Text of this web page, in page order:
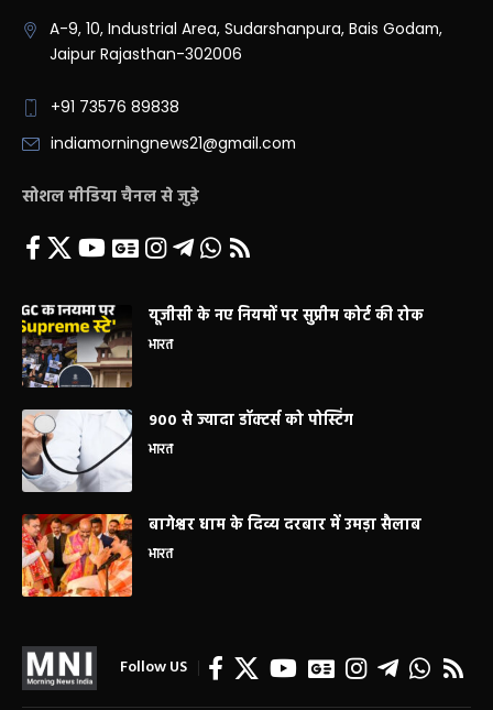
A-9, 10, Industrial Area, Sudarshanpura, Bais Godam,
Jaipur Rajasthan-302006
+91 73576 89838
indiamorningnews21@gmail.com
सोशल मीडिया चैनल से जुड़े
यूजीसी के नए नियमों पर सुप्रीम कोर्ट की रोक
भारत
900 से ज्यादा डॉक्टर्स को पोस्टिंग
भारत
बागेश्वर धाम के दिव्य दरबार में उमड़ा सैलाब
भारत
Follow US